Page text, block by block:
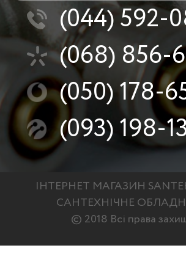
(044)592-
(068) 856-
(050)178-
(093)198-
ІНТЕРНЕТ МАГАЗИН
САНТЕХНІЧНЕ
© 2018 Всі права